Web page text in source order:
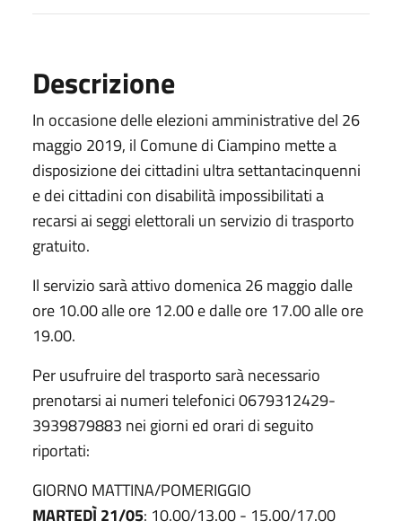
Descrizione
In occasione delle elezioni amministrative del 26
maggio 2019, il Comune di Ciampino mette a
disposizione dei cittadini ultra settantacinquenni
e dei cittadini con disabilità impossibilitati a
recarsi ai seggi elettorali un servizio di trasporto
gratuito.
Il servizio sarà attivo domenica 26 maggio dalle
ore 10.00 alle ore 12.00 e dalle ore 17.00 alle ore
19.00.
Per usufruire del trasporto sarà necessario
prenotarsi ai numeri telefonici 0679312429-
3939879883 nei giorni ed orari di seguito
riportati:
GIORNO MATTINA/POMERIGGIO
MARTEDÌ 21/05: 10.00/13.00 - 15.00/17.00